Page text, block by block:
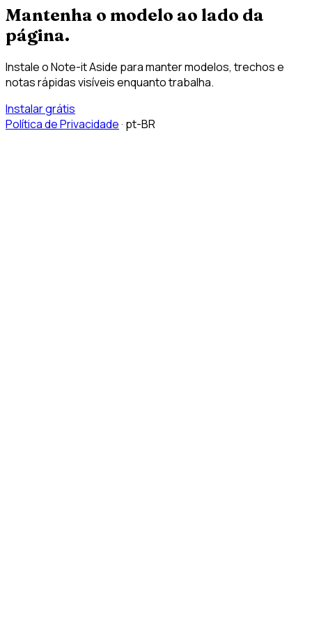
Mantenha o modelo ao lado da
página.
Instale o Note-it Aside para manter modelos, trechos e
notas rápidas visíveis enquanto trabalha.
Instalar grátis
Política de Privacidade· pt-BR